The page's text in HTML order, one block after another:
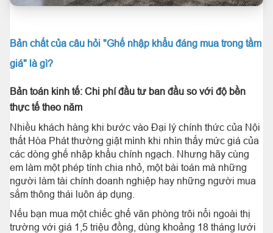
Bản chất của câu hỏi "Ghế nhập khẩu đáng mua trong tầm
giá" là gì?
Bản toán kinh tế: Chi phí đầu tư ban đầu so với độ bền
thực tế theo năm
Nhiều khách hàng khi bước vào Đại lý chính thức của Nội
thất Hòa Phát thường giật mình khi nhìn thấy mức giá của
các dòng ghế nhập khẩu chính ngạch. Nhưng hãy cùng
em làm một phép tính chia nhỏ, một bài toán mà những
người làm tài chính doanh nghiệp hay những người mua
sắm thông thái luôn áp dụng.
Nếu bạn mua một chiếc ghế văn phòng trôi nổi ngoài thị
trường với giá 1,5 triệu đồng, dùng khoảng 18 tháng lưới